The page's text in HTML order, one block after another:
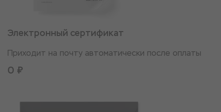
Электронный сертификат
Приходит на почту автоматически после оплаты
0 ₽